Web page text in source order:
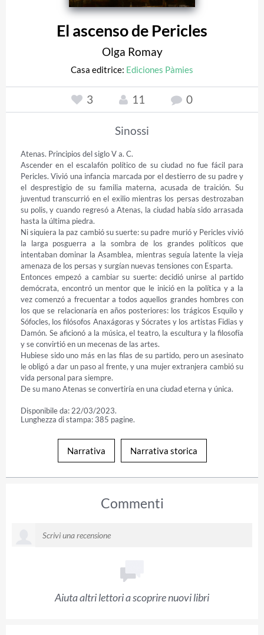
El ascenso de Pericles
Olga Romay
Casa editrice: Ediciones Pàmies
3 11 0
Sinossi
Atenas. Principios del siglo V a. C.
Ascender en el escalafón político de su ciudad no fue fácil para
Pericles. Vivió una infancia marcada por el destierro de su padre y
el desprestigio de su familia materna, acusada de traición. Su
juventud transcurrió en el exilio mientras los persas destrozaban
su polis, y cuando regresó a Atenas, la ciudad había sido arrasada
hasta la última piedra.
Ni siquiera la paz cambió su suerte: su padre murió y Pericles vivió
la larga posguerra a la sombra de los grandes políticos que
intentaban dominar la Asamblea, mientras seguía latente la vieja
amenaza de los persas y surgían nuevas tensiones con Esparta.
Entonces empezó a cambiar su suerte: decidió unirse al partido
demócrata, encontró un mentor que le inició en la política y a la
vez comenzó a frecuentar a todos aquellos grandes hombres con
los que se relacionaría en años posteriores: los trágicos Esquilo y
Sófocles, los filósofos Anaxágoras y Sócrates y los artistas Fidias y
Damón. Se aficionó a la música, el teatro, la escultura y la filosofía
y se convirtió en un mecenas de las artes.
Hubiese sido uno más en las filas de su partido, pero un asesinato
le obligó a dar un paso al frente, y una mujer extranjera cambió su
vida personal para siempre.
De su mano Atenas se convertiría en una ciudad eterna y única.
Disponibile da: 22/03/2023.
Lunghezza di stampa: 385 pagine.
Narrativa Narrativa storica
Commenti
Aiuta altri lettori a scoprire nuovi libri